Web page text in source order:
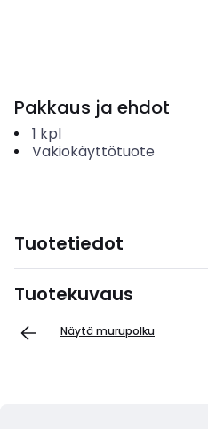
Pakkaus ja ehdot
1 kpl
Vakiokäyttötuote
Tuotetiedot
Tuotekuvaus
Näytä murupolku